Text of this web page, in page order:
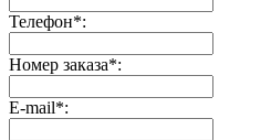
Телефон*:
Номер заказа*:
E-mail*: